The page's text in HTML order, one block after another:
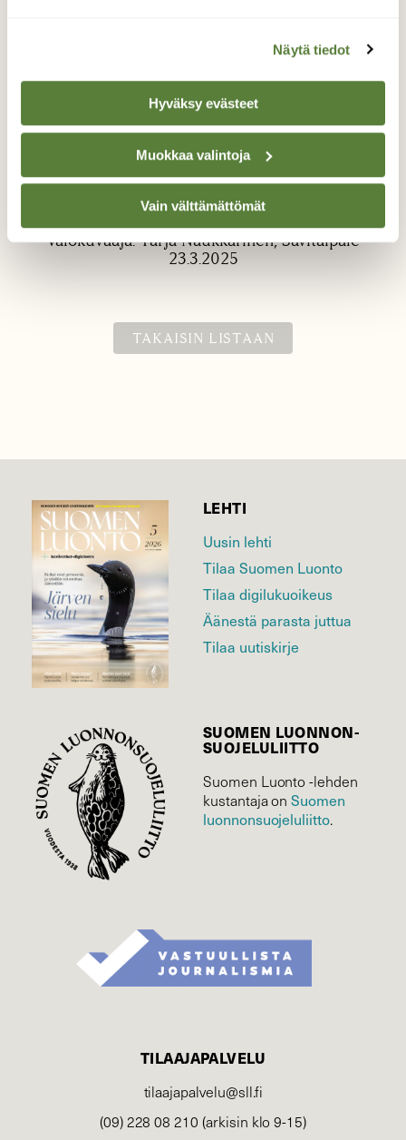
Näytä tiedot
Hyväksy evästeet
Muokkaa valintoja
Vain välttämättömät
Maaliskuun aurinko
Hieno ulkoiluilma Lehtisensaaressa.
Valokuvaaja: Tarja Naukkarinen, Savitaipale
23.3.2025
TAKAISIN LISTAAN
LEHTI
Uusin lehti
Tilaa Suomen Luonto
Tilaa digilukuoikeus
Äänestä parasta juttua
Tilaa uutiskirje
SUOMEN LUONNON­
SUOJELU­LIITTO
Suomen Luonto -lehden
kustantaja onSuomen
luonnonsuojelu­liitto.
TILAAJAPALVELU
tilaajapalvelu@sll.fi
(09) 228 08 210 (arkisin klo 9-15)